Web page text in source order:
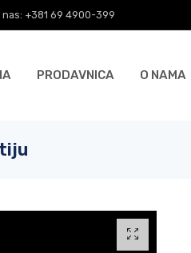
+381 69 4900-399
PRODAVNICA O NAMA